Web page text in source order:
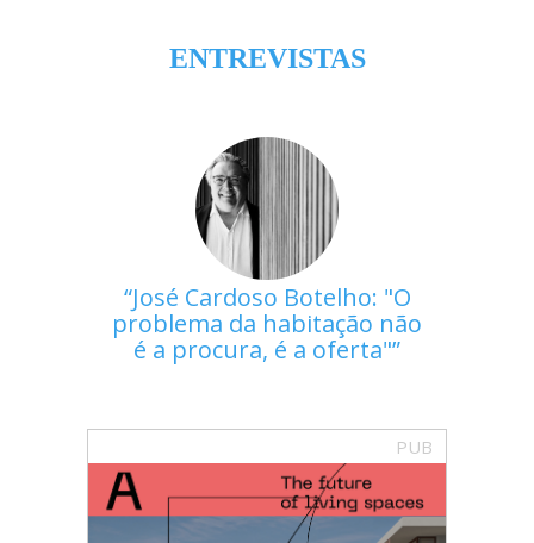
ENTREVISTAS
José Cardoso Botelho: "O
problema da habitação não
é a procura, é a oferta"
PUB